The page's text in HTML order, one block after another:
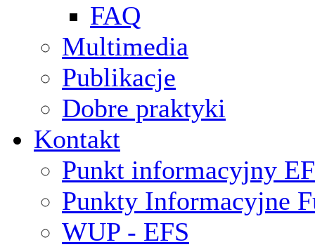
FAQ
Multimedia
Publikacje
Dobre praktyki
Kontakt
Punkt informacyjny
Punkty Informacyjne
WUP - EFS